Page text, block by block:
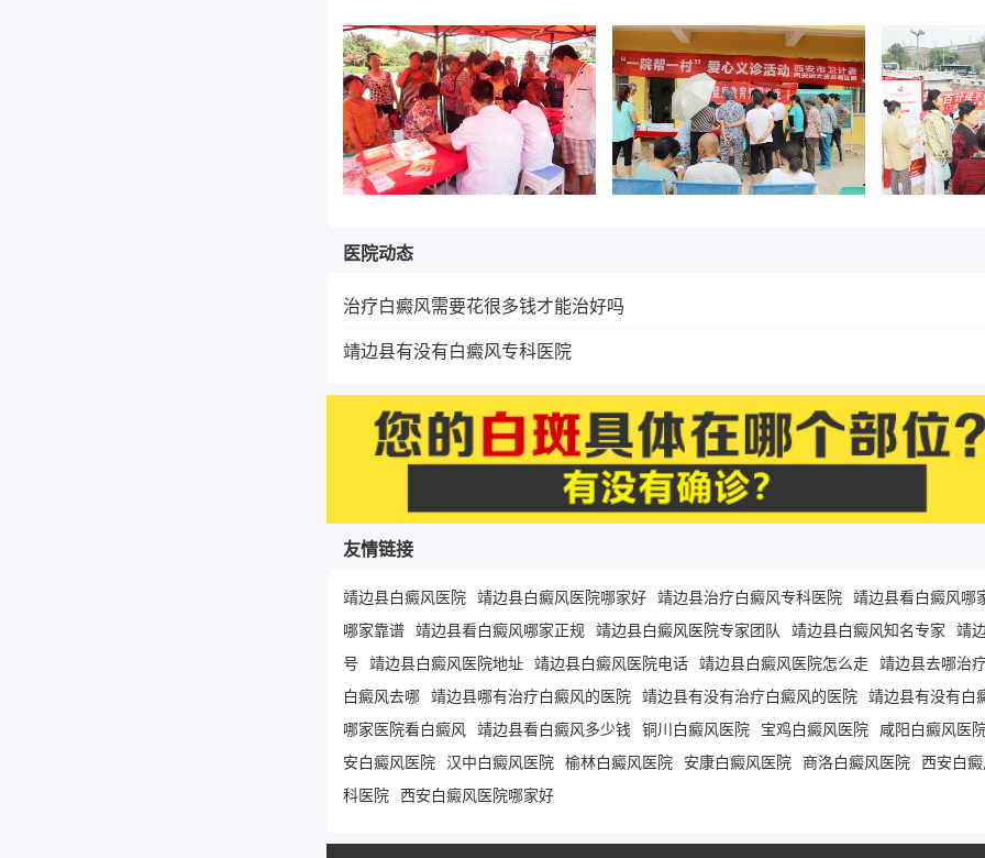
医院动态
治疗白癜风需要花很多钱才能治好吗
靖边县有没有白癜风专科医院
友情链接
靖边县白癜风医院 靖边县白癜风医院哪家好 靖边县治疗白癜风专科医院 靖边县看白癜风哪
哪家靠谱 靖边县看白癜风哪家正规 靖边县白癜风医院专家团队 靖边县白癜风知名专家 靖
号 靖边县白癜风医院地址 靖边县白癜风医院电话 靖边县白癜风医院怎么走 靖边县去哪治
白癜风去哪 靖边县哪有治疗白癜风的医院 靖边县有没有治疗白癜风的医院 靖边县有没有白
哪家医院看白癜风 靖边县看白癜风多少钱 铜川白癜风医院 宝鸡白癜风医院 咸阳白癜风医
安白癜风医院 汉中白癜风医院 榆林白癜风医院 安康白癜风医院 商洛白癜风医院 西安白
科医院 西安白癜风医院哪家好